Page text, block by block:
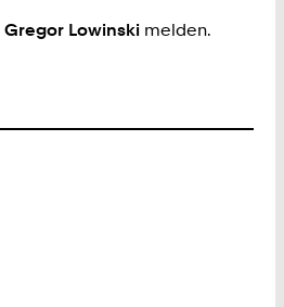
Gregor Lowinski melden.